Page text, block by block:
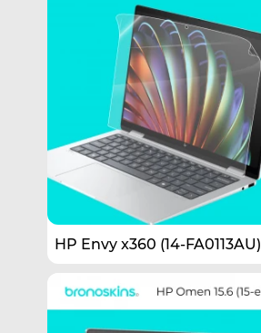
HP Envy x360 (14-FA0113AU)